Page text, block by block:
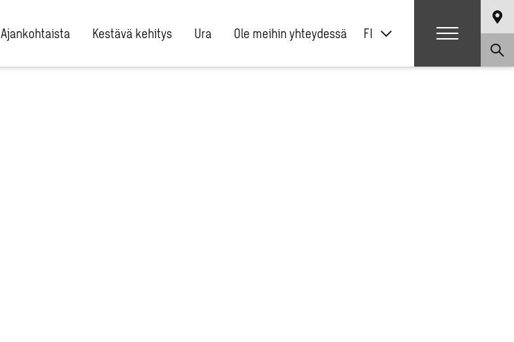
Ajankohtaista Kestävä kehitys Ura Ole meihin yhteydessä FI